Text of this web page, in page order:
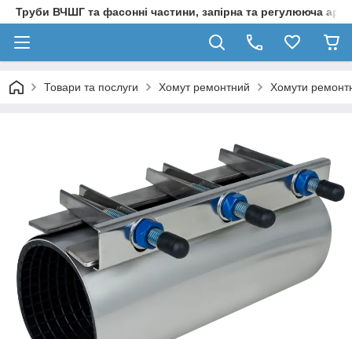
Труби ВЧШГ та фасонні частини, запірна та регулююча
Товари та послуги Хомут ремонтний Хомути